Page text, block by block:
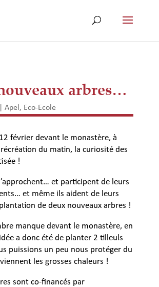
arbres…
Apel , Eco-Ecole
février devant le monastère, à
récréation du matin, la curiosité des
!
et participent de leurs
et même ils aident de leurs
de deux nouveaux arbres !
manque devant le monastère, en
a donc été de planter 2 tilleuls
puissions un peu nous protéger du
les grosses chaleurs !
sont co-financés par